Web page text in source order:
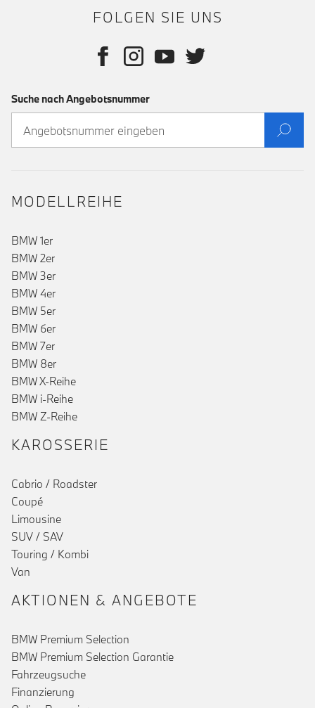
FOLGEN SIE UNS
Suche nach Angebotsnummer
MODELLREIHE
BMW 1er
BMW 2er
BMW 3er
BMW 4er
BMW 5er
BMW 6er
BMW 7er
BMW 8er()
BMW X-Reihe
BMW i-Reihe
BMW Z-Reihe
KAROSSERIE
Cabrio / Roadster
Coupé
Limousine
SUV / SAV
Touring / Kombi
Van
AKTIONEN & ANGEBOTE
BMW Premium Selection
BMW Premium Selection Garantie
Fahrzeugsuche
Finanzierung